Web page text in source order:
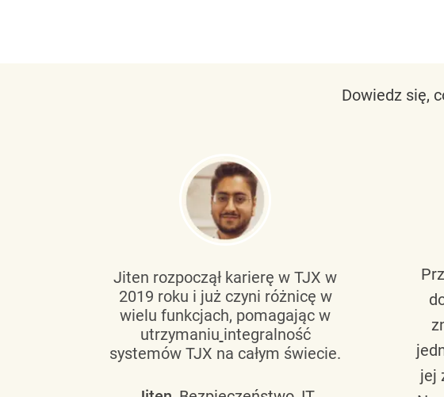
Dowiedz się,
Jiten rozpoczął karierę w TJX w
2019 roku i już czyni różnicę w
wielu funkcjach, pomagając w
utrzymaniu integralność
systemów TJX na całym świecie.
jej